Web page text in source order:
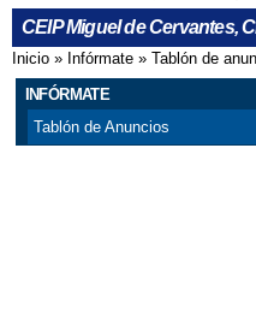
CEIP Miguel de Cervantes,
Se encuentra
Inicio » Infórmate » Tablón de
INFÓRMATE
Tablón de Anuncios